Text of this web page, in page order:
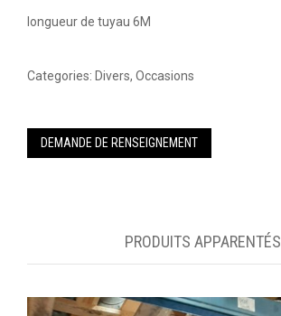
longueur de tuyau 6M
Categories: Divers, Occasions
DEMANDE DE RENSEIGNEMENT
PRODUITS APPARENTÉS